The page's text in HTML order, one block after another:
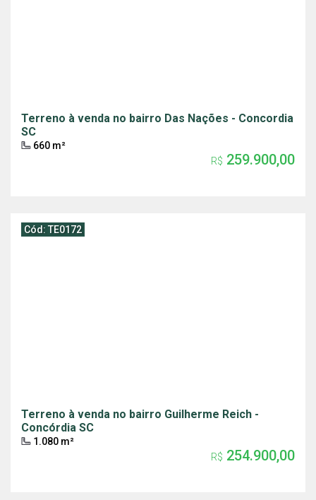
Terreno à venda no bairro Das Nações - Concordia
SC
660 m²
R$ 259.900,00
Cód: TE0172
Terreno à venda no bairro Guilherme Reich -
Concórdia SC
1.080 m²
R$ 254.900,00